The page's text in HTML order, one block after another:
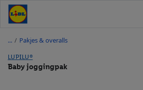
/ Pakjes & overalls
LUPILU®
Baby joggingpak